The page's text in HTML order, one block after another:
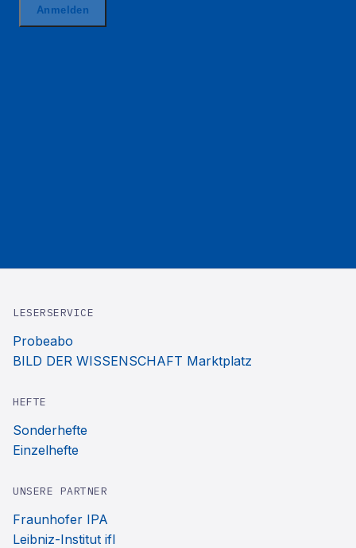
LESERSERVICE
Probeabo
BILD DER WISSENSCHAFT Marktplatz
HEFTE
Sonderhefte
Einzelhefte
UNSERE PARTNER
Fraunhofer IPA
Leibniz-Institut ifl